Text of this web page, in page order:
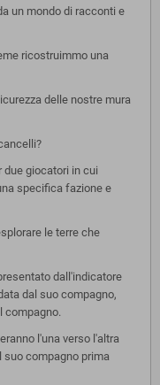
un mondo di racconti e
ricostruimmo una
delle nostre mura
due giocatori in cui
specifica fazione e
le terre che
dall'indicatore
dal suo compagno,
compagno.
l'una verso l'altra
suo compagno prima